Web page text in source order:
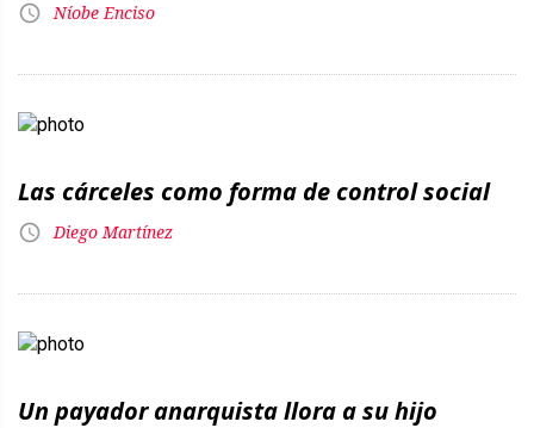
Níobe Enciso
Las cárceles como forma de control social
Diego Martínez
Un payador anarquista llora a su hijo